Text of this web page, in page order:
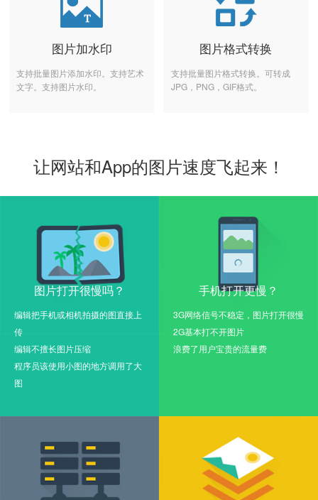
图片加水印
支持批量图片添加水印。支持艺术
文字。支持图片水印。
图片格式转换
支持批量图片格式转换。可转成
JPG，PNG，GIF格式。
让网站和App的图片速度飞起来！
图片打开很慢吗？
编辑把手机或相机拍摄的图直接上
传
编辑不擅长图片压缩
程序员该使用小图的地方调用了大
图
手机打开更慢？
3G网络信号不稳定，图片打开很慢
2G基本打不开图片
浪费了用户宝贵的流量费